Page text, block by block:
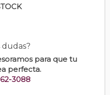
dudas?
para que tu
perfecta.
3088